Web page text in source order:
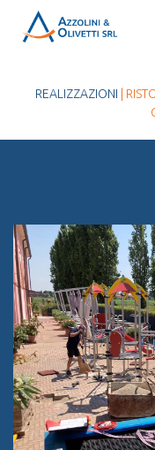
REALIZZAZIONI |